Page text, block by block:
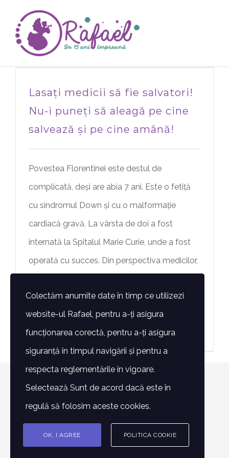
content
Lasați medicii să fie salvatori!
Nu-i puneți să aleagă pe cine
salvează și pe cine amână!
Povestea Florentinei este destul de
complicată, deși are abia 7 ani. Este o fetiță
cu sindromul Down și cu o malformație
cardiacă gravă. La vârsta de doi a fost
internată la Spitalul Marie Curie, unde a fost
operată cu succes. Din perspectiva medicilor,
sale de sănătate, ar
> Mai mult
FacebookInstagram
E-
mail:
Phone
Colectăm anumite date în timp ce utilizezi
website-ul Rafael, pentru a-ți asigura
funcționarea corectă, pentru a-ți asigura
siguranță în timpul navigării și pentru a
respecta reglementările în vigoare.
Selectează Sunt de acord dacă este în
regulă să folosim aceste cookies.
OK, I AGREE POLITICA COOKIE